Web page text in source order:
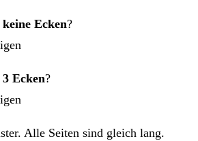
keine Ecken?
3 Ecken?
Alle Seiten sind gleich lang.